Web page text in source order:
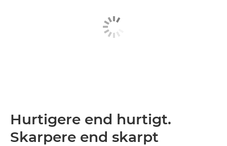
Hurtigere end hurtigt.
Skarpere end skarpt